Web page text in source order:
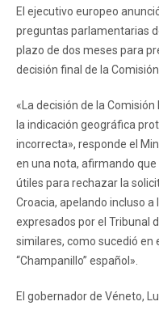
El ejecutivo europeo
preguntas parlamentarias
plazo de dos meses para
decisión final de la Comisión.
«La decisión de la
la indicación geográfica
incorrecta», responde el
en una nota, afirmando
útiles para rechazar la
Croacia, apelando incluso
expresados ​​por el Tribunal
similares, como sucedió en
“Champanillo” español».
El gobernador de Véneto,